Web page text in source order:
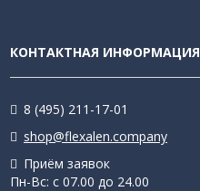
КОНТАКТНАЯ ИНФОРМАЦИЯ
8 (495) 211-17-01
shop@flexalen.company
Приём заявок
Пн-Вс: с 07.00 до 24.00